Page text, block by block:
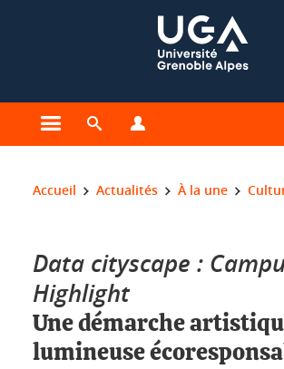
Ouvrir le menu principal
Ouvrir le moteur de recherche
Vous êtes ici :
Accueil Actualités À la une
Data cityscape :
Highlight
Une démarche
lumineuse